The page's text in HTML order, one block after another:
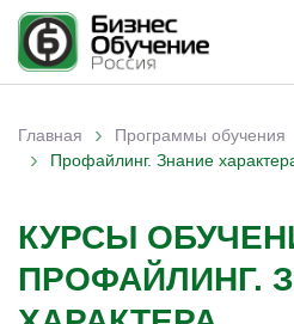
Вы здесь
Главная › Программы обучения
› Профайлинг. Знание
КУРСЫ
ПРОФАЙЛИНГ.